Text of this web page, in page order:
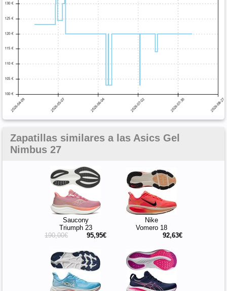
Zapatillas similares a las Asics Gel
Nimbus 27
Saucony
Triumph 23
190,00€
95,95€
Nike
Vomero 18
92,63€